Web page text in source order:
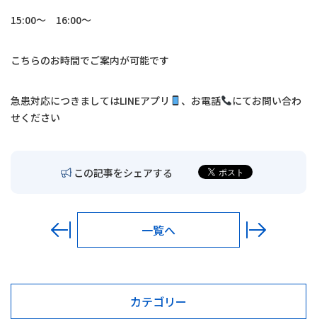
LINEでの予約・予約変更はこちら
15:00〜 16:00〜
こちらのお時間でご案内が可能です
急患対応につきましてはLINEアプリ 、お電話
にてお問い合わ
せください
この記事をシェアする
一覧へ
カテゴリー